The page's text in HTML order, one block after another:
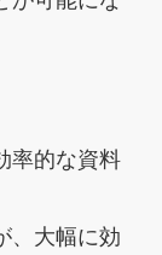
率的な資料
、大幅に効